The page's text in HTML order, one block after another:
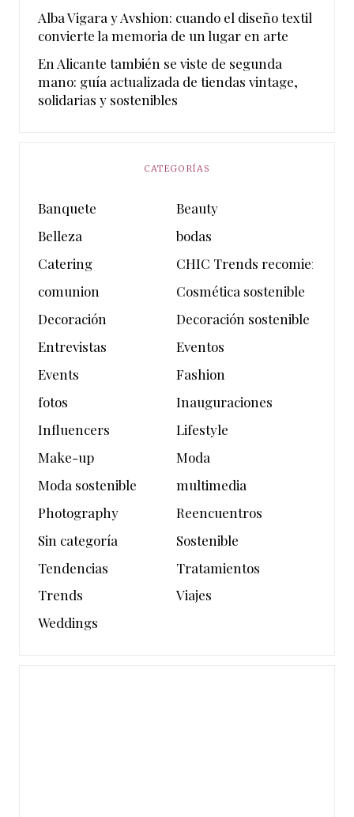
Alba Vigara y Avshion: cuando el diseño textil
convierte la memoria de un lugar en arte
En Alicante también se viste de segunda
mano: guía actualizada de tiendas vintage,
solidarias y sostenibles
CATEGORÍAS
Banquete
Beauty
Belleza
bodas
Catering
CHIC Trends recomienda
comunion
Cosmética sostenible
Decoración
Decoración sostenible
Entrevistas
Eventos
Events
Fashion
fotos
Inauguraciones
Influencers
Lifestyle
Make-up
Moda
Moda sostenible
multimedia
Photography
Reencuentros
Sin categoría
Sostenible
Tendencias
Tratamientos
Trends
Viajes
Weddings